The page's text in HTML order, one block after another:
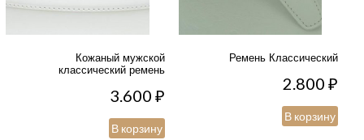
Кожаный мужской
классический ремень
3.600₽
В корзину
Ремень Классический
2.800₽
В корзину